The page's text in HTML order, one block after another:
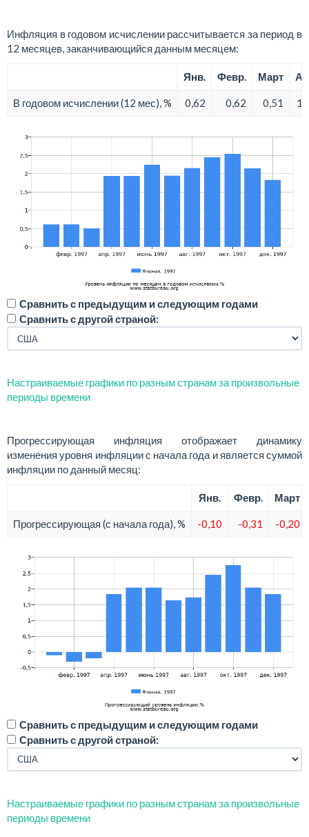
Инфляция в годовом исчислении рассчитывается за период в
12 месяцев, заканчивающийся данным месяцем:
Янв. Февр. Март
В годовом исчислении (12 мес), % 0,62 0,62 0,51
Сравнить с предыдущим и следующим годами
Сравнить с другой страной:
Настраиваемые графики по разным странам за произвольные
периоды времени
Прогрессирующая инфляция отображает динамику
изменения уровня инфляции с начала года и является суммой
инфляции по данный месяц:
Янв. Февр. Март
Прогрессирующая (с начала года), % -0,10 -0,31 -0,20
Сравнить с предыдущим и следующим годами
Сравнить с другой страной:
Настраиваемые графики по разным странам за произвольные
периоды времени